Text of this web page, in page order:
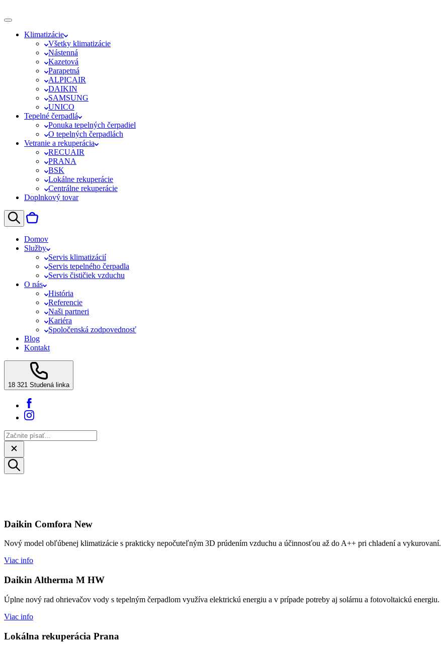
Klimatizácie
Všetky klimatizácie
Nástenná
Kazetová
Parapetná
ALPICAIR
DAIKIN
SAMSUNG
UNICO
Tepelné čerpadlá
Ponuka tepelných čerpadiel
O tepelných čerpadlách
Vetranie a rekuperácia
RECUAIR
PRANA
BSK
Lokálne rekuperácie
Centrálne rekuperácie
Doplnkový tovar
Domov
Služby
Servis klimatizácií
Servis tepelného čerpadla
Servis čističiek vzduchu
O nás
História
Referencie
Naši partneri
Kariéra
Spoločenská zodpovednosť
Blog
Kontakt
18 321 Studená linka
Daikin Comfora New
Nový model obľúbenej klimatizácie s prakticky nepočuteľným 3D prúdením vzduchu a účinnosťou až do A++ pri chladení a vykurovaní.
Viac info
Daikin Altherma M HW
Úplne nový rad ohrievačov vody s tepelným čerpadlom využíva elektrickú energiu a v prípade potreby aj solárnu a fotovoltaickú energiu.
Viac info
Lokálna rekuperácia Prana